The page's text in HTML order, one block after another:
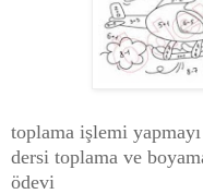
toplama işlemi
dersi toplama ve
ödevi